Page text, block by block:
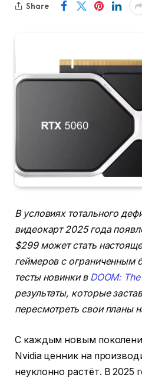
Share
В условиях тотального
видеокарт 2025 года
$299 может стать
геймеров с
тесты новинки в DOOM:
результаты, которые
пересмотреть свои планы
С каждым новым
Nvidia ценник на
неуклонно растёт. В 2025